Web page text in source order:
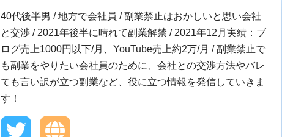
40代後半男 / 地方で会社員 / 副業禁止はおかしいと思い会社
と交渉 / 2021年後半に晴れて副業解禁 / 2021年12月実績：ブ
ログ売上1000円以下/月、YouTube売上約2万/月 / 副業禁止で
も副業をやりたい会社員のために、会社との交渉方法やバレ
ても言い訳が立つ副業など、役に立つ情報を発信していきま
す！